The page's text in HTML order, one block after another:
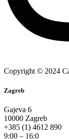
Copyright © 2024
Zagreb
Gajeva 6
10000 Zagreb
+385 (1) 4612 890
9:00 – 16:0